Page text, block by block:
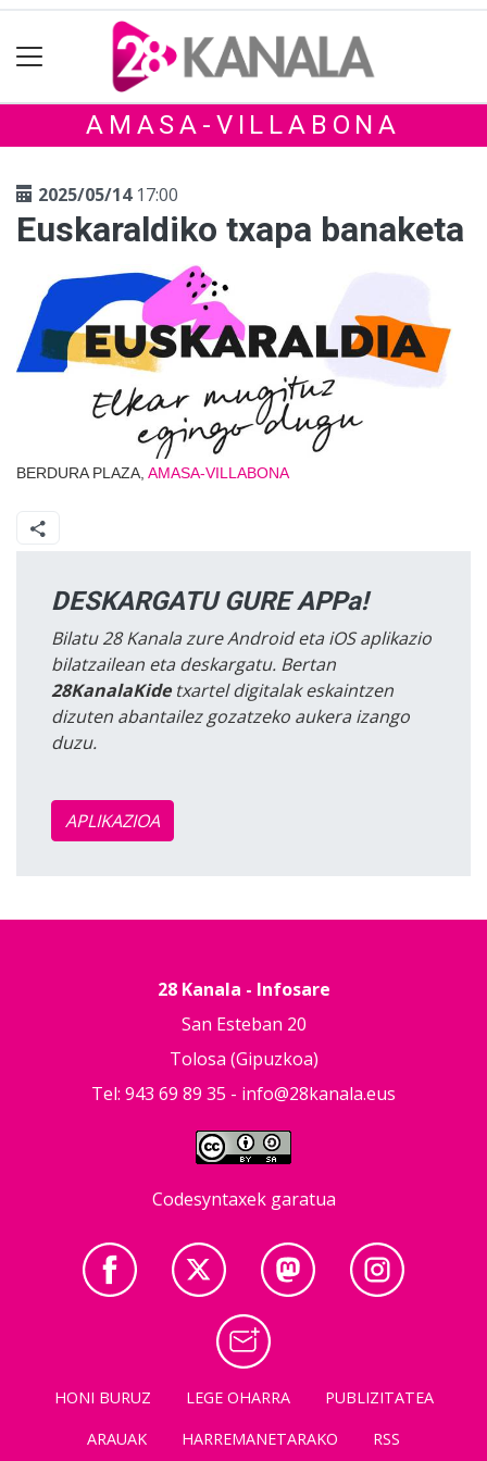
AMASA-VILLABONA
2025/05/1417:00
Euskaraldiko txapa banaketa
BERDURA PLAZA, AMASA-VILLABONA
DESKARGATU GURE APPa!
Bilatu 28 Kanala zure Android eta iOS aplikazio
bilatzailean eta deskargatu. Bertan
28KanalaKidetxartel digitalak eskaintzen
dizuten abantailez gozatzeko aukera izango
duzu.
APLIKAZIOA
28 Kanala - Infosare
San Esteban 20
Tolosa (Gipuzkoa)
Tel: 943 69 89 35 - info@28kanala.eus
Codesyntaxek garatua
HONI BURUZ LEGE OHARRA
PUBLIZITATEA
ARAUAK
HARREMANETARAKO RSS